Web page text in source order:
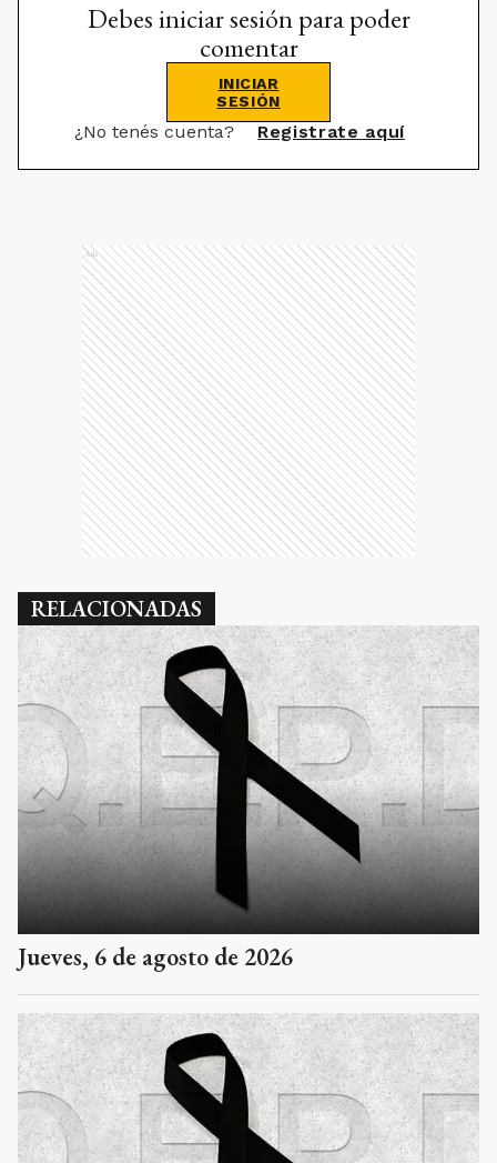
Debes iniciar sesión para poder
comentar
INICIAR
SESIÓN
¿No tenés cuenta? Registrate aquí
Ads
RELACIONADAS
Jueves, 6 de agosto de 2026